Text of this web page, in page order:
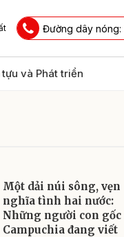
Đường dây nóng:
và Phát triển
Một dải núi sông, vẹn
nghĩa tình hai nước:
Những người con gốc
Campuchia đang viết